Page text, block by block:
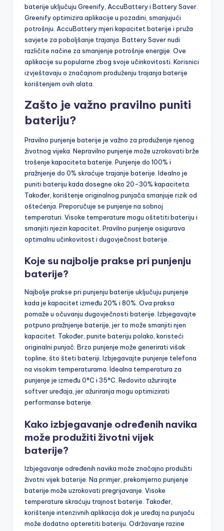
baterije uključuju Greenify, AccuBattery i Battery Saver.
Greenify optimizira aplikacije u pozadini, smanjujući
potrošnju. AccuBattery mjeri kapacitet baterije i pruža
savjete za poboljšanje trajanja. Battery Saver nudi
različite načine za smanjenje potrošnje energije. Ove
aplikacije su popularne zbog svoje učinkovitosti. Korisnici
izvještavaju o značajnom produženju trajanja baterije
korištenjem ovih alata.
Zašto je važno pravilno puniti
bateriju?
Pravilno punjenje baterije je važno za produženje njenog
životnog vijeka. Nepravilno punjenje može uzrokovati brže
trošenje kapaciteta baterije. Punjenje do 100% i
pražnjenje do 0% skraćuje trajanje baterije. Idealno je
puniti bateriju kada dosegne oko 20-30% kapaciteta.
Također, korištenje originalnog punjača smanjuje rizik od
oštećenja. Preporučuje se punjenje na sobnoj
temperaturi. Visoke temperature mogu oštetiti bateriju i
smanjiti njezin kapacitet. Pravilno punjenje osigurava
optimalnu učinkovitost i dugovječnost baterije.
Koje su najbolje prakse pri punjenju
baterije?
Najbolje prakse pri punjenju baterije uključuju punjenje
kada je kapacitet između 20% i 80%. Ova praksa
pomaže u očuvanju dugovječnosti baterije. Izbjegavajte
potpuno pražnjenje baterije, jer to može smanjiti njen
kapacitet. Također, punite bateriju polako, koristeći
originalni punjač. Brzo punjenje može generirati višak
topline, što šteti bateriji. Izbjegavajte punjenje telefona
na visokim temperaturama. Idealna temperatura za
punjenje je između 0°C i 35°C. Redovito ažurirajte
softver uređaja, jer ažuriranja mogu optimizirati
performanse baterije.
Kako izbjegavanje određenih navika
može produžiti životni vijek
baterije?
Izbjegavanje određenih navika može značajno produžiti
životni vijek baterije. Na primjer, prekomjerno punjenje
baterije može uzrokovati pregrijavanje. Visoke
temperature skraćuju trajnost baterije. Također,
korištenje intenzivnih aplikacija dok je uređaj na punjaču
može dodatno opteretiti bateriju. Održavanje razine